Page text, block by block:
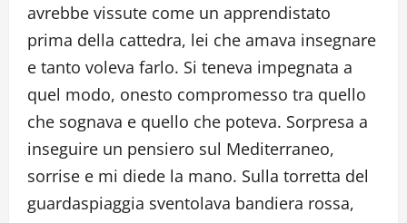
avrebbe vissute come un apprendistato
prima della cattedra, lei che amava insegnare
e tanto voleva farlo. Si teneva impegnata a
quel modo, onesto compromesso tra quello
che sognava e quello che poteva. Sorpresa a
inseguire un pensiero sul Mediterraneo,
sorrise e mi diede la mano. Sulla torretta del
guardaspiaggia sventolava bandiera rossa,